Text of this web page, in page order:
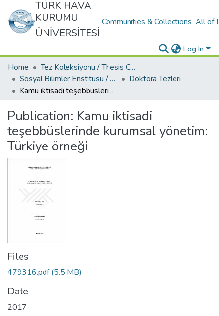
TÜRK HAVA
KURUMU
ÜNİVERSİTESİ
Communities & Collections All of
Log In
Home
Tez Koleksiyonu / Thesis Collection
Sosyal Bilimler Enstitüsü / Social Sciences Institute
Doktora Tezleri
Kamu iktisadi teşebbüslerinde kurumsal yönetim: Türkiye örneği
Publication: Kamu iktisadi
teşebbüslerinde kurumsal yönetim:
Türkiye örneği
Files
479316.pdf(5.5 MB)
Date
2017